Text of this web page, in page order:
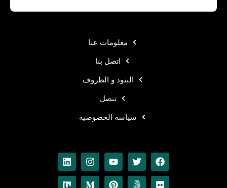
معلومات عنا
اتصل بنا
البنود و الظروف
تنصل
سياسة الخصوصية